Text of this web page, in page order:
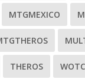
MTGMEXICO
THEROS WOTC